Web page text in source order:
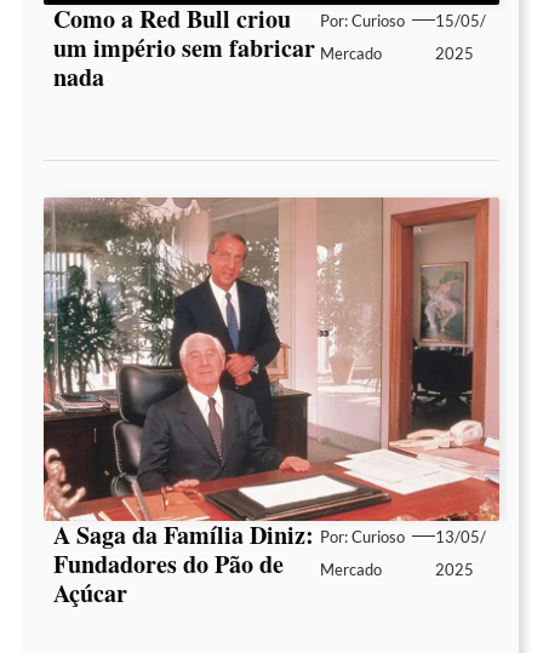
Como a Red Bull criou
um império sem fabricar
nada
Por:Curioso
Mercado
15/05/
2025
A Saga da Família Diniz:
Fundadores do Pão de
Açúcar
Por:Curioso
Mercado
13/05/
2025